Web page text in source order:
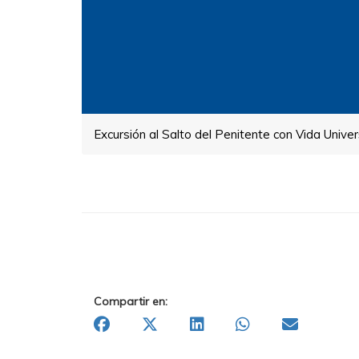
Excursión al Salto del Penitente con Vida
Compartir en: